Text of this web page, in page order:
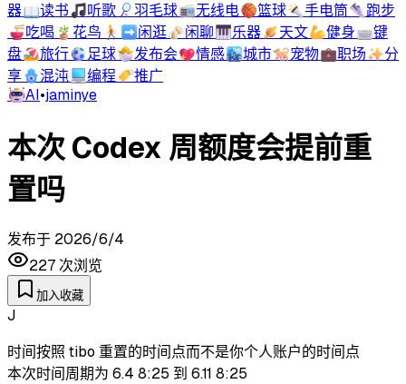
器📖读书🎵听歌 🏸羽毛球📻无线电🏀篮球🔦手电筒👟跑步
🍜吃喝 🪴 花鸟 🚶‍➡️闲逛🍻闲聊🎹乐器🪐天文💪健身⌨️键
盘🏖️旅行⚽足球🐣发布会💖情感🏙️城市🐕宠物💼职场✨分
享🪬混沌💻编程🏷️推广
🤖AI•jaminye
本次 Codex 周额度会提前重
置吗
发布于 2026/6/4
227 次浏览
加入收藏
J
时间按照 tibo 重置的时间点而不是你个人账户的时间点
本次时间周期为 6.4 8:25 到 6.11 8:25